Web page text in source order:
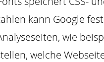
kann Google
wie
welche